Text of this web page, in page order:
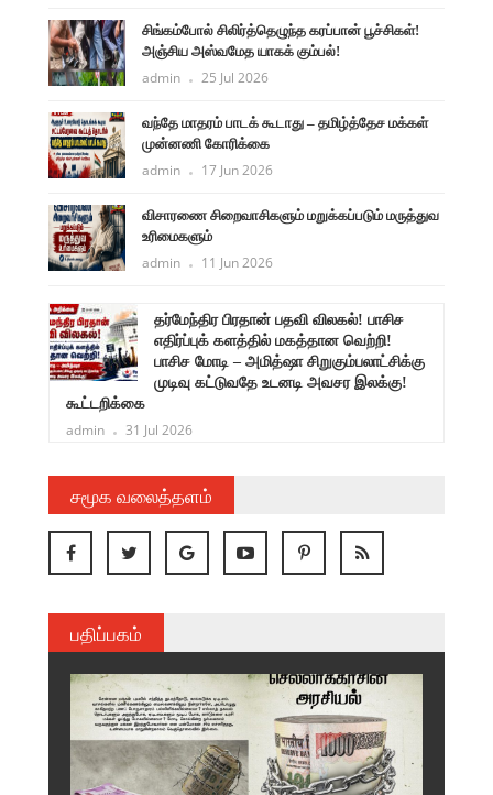
சிங்கம்போல் சிலிர்த்தெழுந்த கரப்பான் பூச்சிகள்!
அஞ்சிய அஸ்வமேத யாகக் கும்பல்!
admin 25 Jul 2026
வந்தே மாதரம் பாடக் கூடாது – தமிழ்த்தேச மக்கள்
முன்னணி கோரிக்கை
admin 17 Jun 2026
விசாரணை சிறைவாசிகளும் மறுக்கப்படும் மருத்துவ
உரிமைகளும்
admin 11 Jun 2026
தர்மேந்திர பிரதான் பதவி விலகல்! பாசிச
எதிர்ப்புக் களத்தில் மகத்தான வெற்றி!
பாசிச மோடி – அமித்ஷா சிறுகும்பலாட்சிக்கு
முடிவு கட்டுவதே உடனடி அவசர இலக்கு!
கூட்டறிக்கை
admin 31 Jul 2026
சமூக வலைத்தளம்
பதிப்பகம்